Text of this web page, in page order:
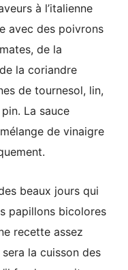
à l’italienne
avec des poivrons
de la
la coriandre
de tournesol, lin,
La sauce
de vinaigre
beaux jours qui
papillons bicolores
recette assez
la cuisson des